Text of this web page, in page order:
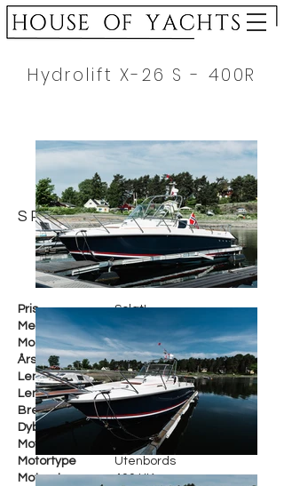
Hydrolift X-26 S - 400R
SPESIFIKASJON
Pris
Solgt!
Merke
Hydrolift
Modell
X-26S
Årsmodell
2020
Lengde i cm
Lengde i fot
26 fot
Bredde
245 cm
Dybde
Motorfabrikant
Mercury 400R
Motortype
Utenbords
Motorstr.
400 HK